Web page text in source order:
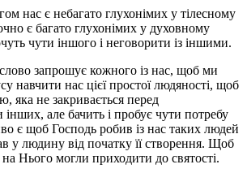
нас є небагато глухонімих у тілесному
є багато глухонімих у духовному
чути іншого і неговорити із іншими.
запрошує кожного із нас, щоб ми
навчити нас цієї простої людяності, щоб
яка не закривається перед
але бачить і пробує чути потребу
є щоб Господь робив із нас таких людей
у людину від початку її створення. Щоб
Нього могли приходити до святості.